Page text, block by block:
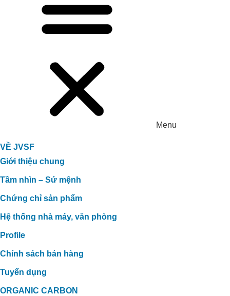
Menu
VỀ JVSF
Giới thiệu chung
Tầm nhìn – Sứ mệnh
Chứng chỉ sản phẩm
Hệ thống nhà máy, văn phòng
Profile
Chính sách bán hàng
Tuyển dụng
ORGANIC CARBON